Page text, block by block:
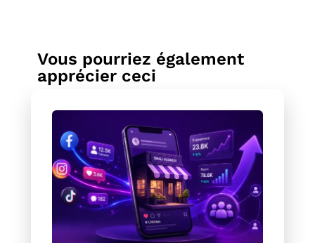
Vous pourriez également
apprécier ceci